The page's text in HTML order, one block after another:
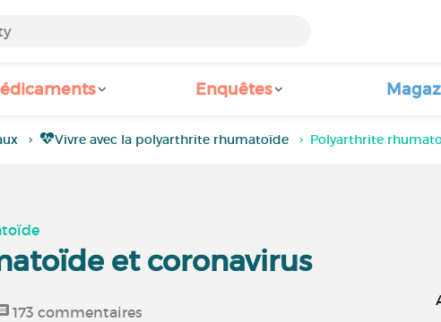
Enquêtes
Vivre avec la polyarthrite rhumatoïde Polyarthrite
et coronavirus
173 commentaires